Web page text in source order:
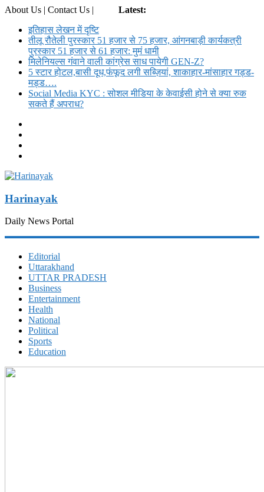
About Us | Contact Us |
Latest:
इतिहास लेखन में दृष्टि
तीलू रौतेली पुरस्कार 51 हजार से 75 हजार, आंगनबाड़ी कार्यकत्री
पुरस्कार 51 हजार से 61 हजार: मुमं धामी
मिलेनियल्स गंवाने वाली कांग्रेस साध पायेगी GEN-Z?
5 स्टार होटल,बासी दूध,फंफूद लगी सब्ज़ियां, शाकाहार-मांसाहार गड्ड-
मड्ड….
Social Media KYC : सोशल मीडिया के केवाईसी होने से क्या रुक
सकते हैं अपराध?
Harinayak
Daily News Portal
Editorial
Uttarakhand
UTTAR PRADESH
Business
Entertainment
Health
National
Political
Sports
Education